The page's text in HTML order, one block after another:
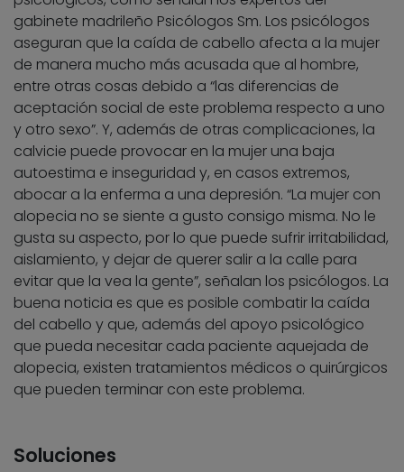
gabinete madrileño Psicólogos Sm. Los psicólogos
aseguran que la caída de cabello afecta a la mujer
de manera mucho más acusada que al hombre,
entre otras cosas debido a “las diferencias de
aceptación social de este problema respecto a uno
y otro sexo”. Y, además de otras complicaciones, la
calvicie puede provocar en la mujer una baja
autoestima e inseguridad y, en casos extremos,
abocar a la enferma a una depresión. “La mujer con
alopecia no se siente a gusto consigo misma. No le
gusta su aspecto, por lo que puede sufrir irritabilidad,
aislamiento, y dejar de querer salir a la calle para
evitar que la vea la gente”, señalan los psicólogos. La
buena noticia es que es posible combatir la caída
del cabello y que, además del apoyo psicológico
que pueda necesitar cada paciente aquejada de
alopecia, existen tratamientos médicos o quirúrgicos
que pueden terminar con este problema.
Soluciones